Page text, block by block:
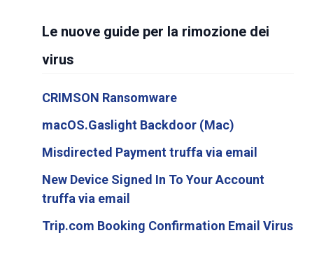
Le nuove guide per la rimozione dei
virus
CRIMSON Ransomware
macOS.Gaslight Backdoor (Mac)
Misdirected Payment truffa via email
New Device Signed In To Your Account
truffa via email
Trip.com Booking Confirmation Email Virus